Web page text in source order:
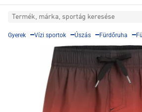
Termék, márka, sportág keresése
Gyerek Vízi sportok Úszás Fürdőruha